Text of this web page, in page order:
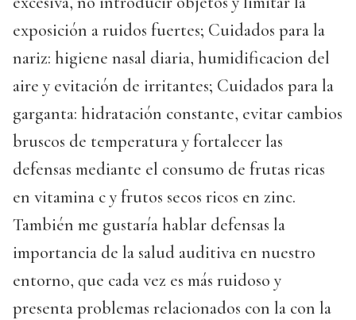
exposición a ruidos fuertes; Cuidados para la
nariz: higiene nasal diaria, humidificacion del
aire y evitación de irritantes; Cuidados para la
garganta: hidratación constante, evitar cambios
bruscos de temperatura y fortalecer las
defensas mediante el consumo de frutas ricas
en vitamina c y frutos secos ricos en zinc.
También me gustaría hablar defensas la
importancia de la salud auditiva en nuestro
entorno, que cada vez es más ruidoso y
presenta problemas relacionados con la con la